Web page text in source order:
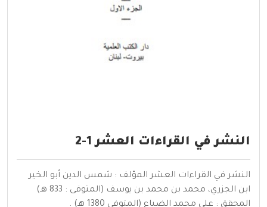
النشر في القراءات العشر 1-2
النشر في القراءات العشر المؤلف : شمس الدين أبو الخير
ابن الجزري، محمد بن محمد بن يوسف (المتوفى : 833 هـ)
المحقق : علي محمد الضباع (المتوفى 1380 هـ) .